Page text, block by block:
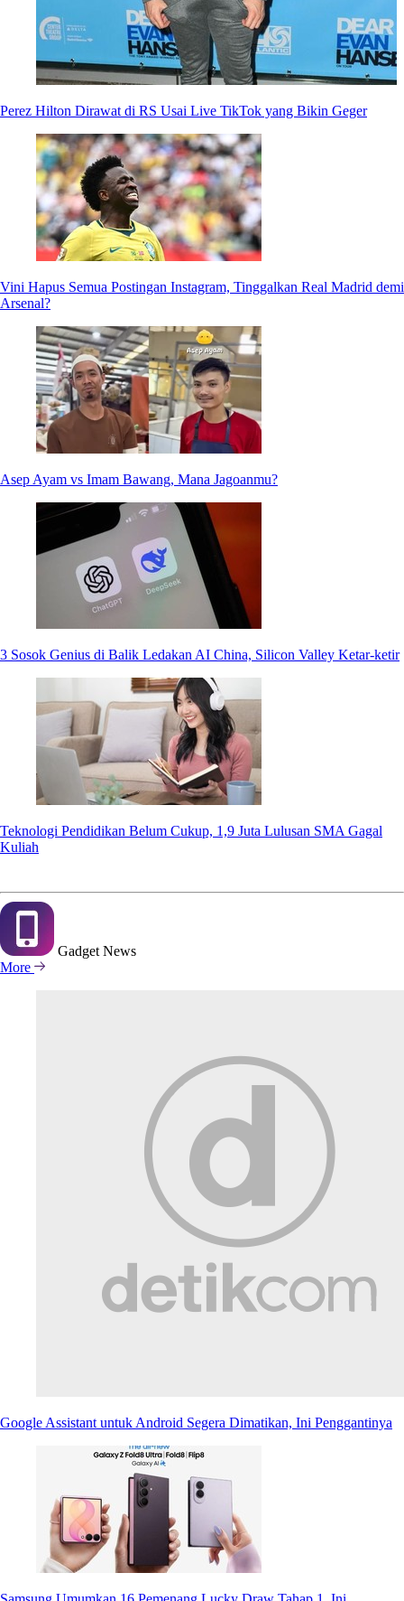
Perez Hilton Dirawat di RS Usai Live TikTok yang Bikin Geger
Vini Hapus Semua Postingan Instagram, Tinggalkan Real Madrid demi
Arsenal?
Asep Ayam vs Imam Bawang, Mana Jagoanmu?
3 Sosok Genius di Balik Ledakan AI China, Silicon Valley Ketar-ketir
Teknologi Pendidikan Belum Cukup, 1,9 Juta Lulusan SMA Gagal
Kuliah
Gadget News
More
Google Assistant untuk Android Segera Dimatikan, Ini Penggantinya